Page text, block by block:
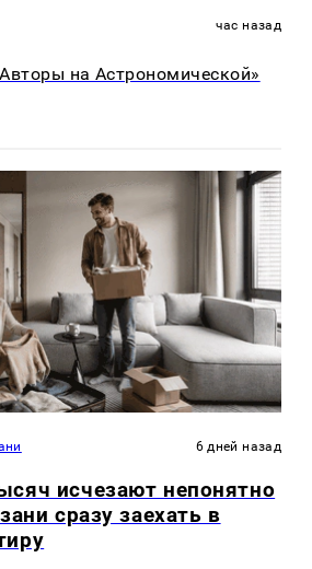
час назад
на Астрономической»
6 дней назад
исчезают непонятно
сразу заехать в